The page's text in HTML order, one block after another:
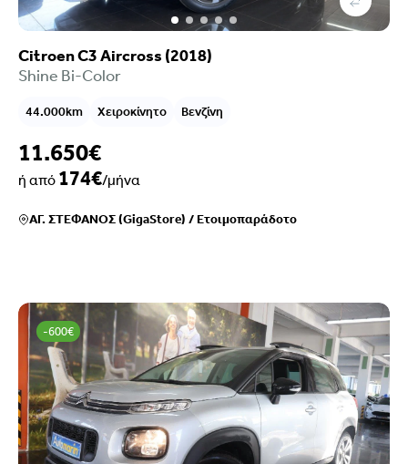
Citroen C3 Aircross (2018)
Shine Bi-Color
44.000km Χειροκίνητο Βενζίνη
11.650€
ή από 174€/μήνα
ΑΓ. ΣΤΕΦΑΝΟΣ (GigaStore) /Ετοιμοπαράδοτο
-600€